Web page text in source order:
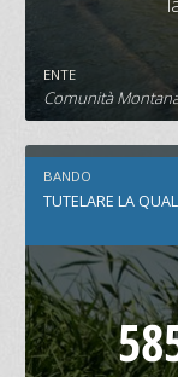
ENTE
Comunità
BANDO
TUTELARE LA